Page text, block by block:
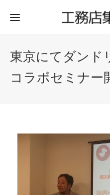
東京にてダンド
コラボセミナー